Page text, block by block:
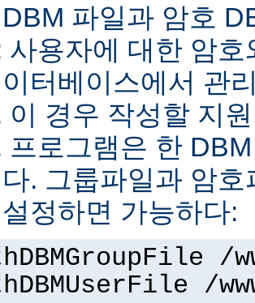
파일과 암호
사용자에 대한 암
터베이스에서 관
이 경우 작성할 지
프로그램은 한
. 그룹파일과 암
정하면 가능하다:
/
/